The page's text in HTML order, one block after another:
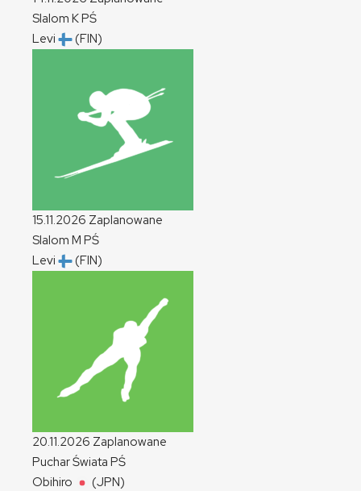
Slalom KPŚ
Levi
(FIN)
15.11.2026 Zaplanowane
Slalom M PŚ
Levi
(FIN)
20.11.2026 Zaplanowane
Puchar Świata PŚ
Obihiro
(JPN)